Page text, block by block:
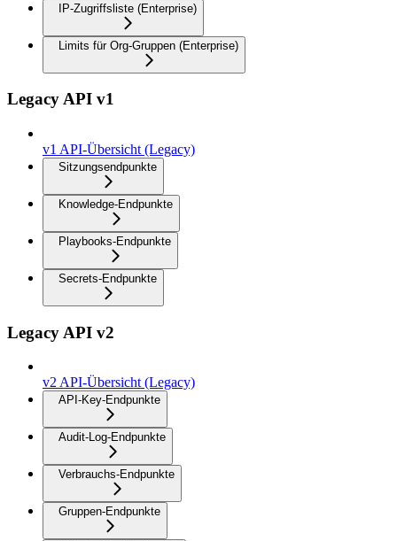
IP-Zugriffsliste (Enterprise)
Limits für Org-Gruppen (Enterprise)
Legacy API v1
v1 API-Übersicht (Legacy)
Sitzungsendpunkte
Knowledge-Endpunkte
Playbooks-Endpunkte
Secrets-Endpunkte
Legacy API v2
v2 API-Übersicht (Legacy)
API-Key-Endpunkte
Audit-Log-Endpunkte
Verbrauchs-Endpunkte
Gruppen-Endpunkte